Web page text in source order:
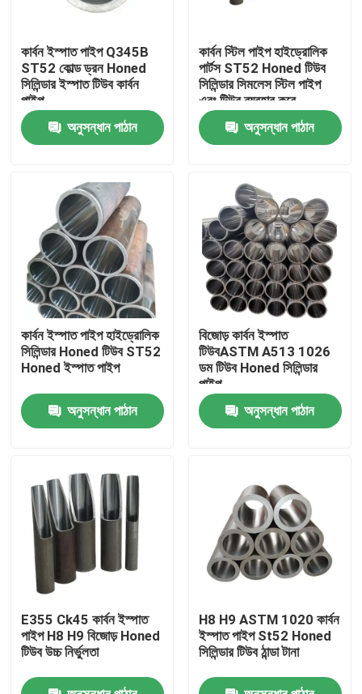
পণ্য
ভিডিও
আমাদের সম্পর্কে
কারখানা ভ্রমণ
মান নিয়ন্ত্রণ
যোগাযোগ করুন
খবর
মামলা
রঙ প্রলিপ্ত ইস্পাত কুণ্ডলী
কার্বন ইস্পাত পাইপ Q345B
ST52 কোল্ড ড্রন Honed
সিলিন্ডার ইস্পাত টিউব কার্বন
পাইপ
অনুসন্ধান পাঠান
কার্বন স্টিল পাইপ হাইড্রোলিক
পার্টস ST52 Honed টিউব
সিলিন্ডার সিমলেস স্টিল পাইপ
এবং টিউব ব্যবহার করে
অনুসন্ধান পাঠান
কার্বন ইস্পাত পাইপ হাইড্রোলিক
সিলিন্ডার Honed টিউব ST52
Honed ইস্পাত পাইপ
অনুসন্ধান পাঠান
বিজোড় কার্বন ইস্পাত
টিউবASTM A513 1026
ডম টিউব Honed সিলিন্ডার
পাইপ
অনুসন্ধান পাঠান
E355 Ck45 কার্বন ইস্পাত
পাইপ H8 H9 বিজোড় Honed
টিউব উচ্চ নির্ভুলতা
H8 H9 ASTM 1020 কার্বন
ইস্পাত পাইপ St52 Honed
সিলিন্ডার টিউব ঠান্ডা টানা